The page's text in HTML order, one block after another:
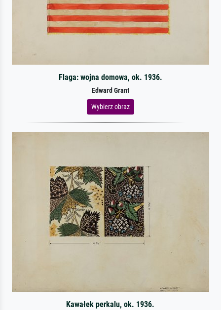
Flaga: wojna domowa, ok. 1936.
Edward Grant
Wybierz obraz
Kawałek perkalu, ok. 1936.